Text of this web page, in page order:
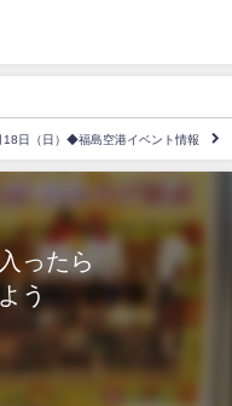
18日（日）◆福島空港イベント情報
ったら
う